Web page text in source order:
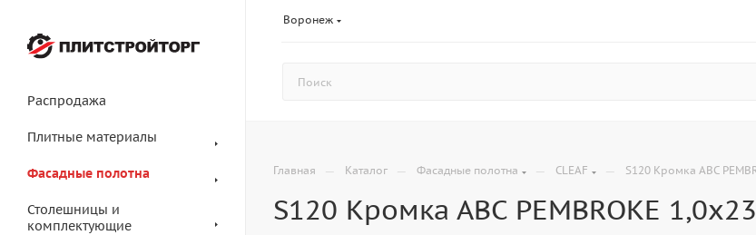
Воронеж
Распродажа
Плитные материалы
Фасадные полотна
Столешницы и
комплектующие
Главная — Каталог — Фасадные полотна — CLEAF — S120 Кромка АВС
S120 Кромка АВС PEMBROKE